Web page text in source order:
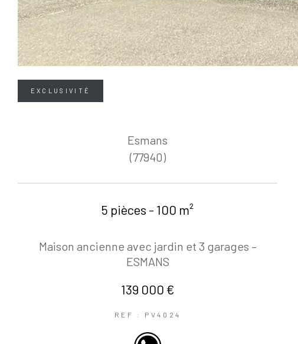
EXCLUSIVITÉ
Esmans
(77940)
5 pièces - 100 m²
Maison ancienne avec jardin et 3 garages –
ESMANS
139 000 €
REF : PV4024